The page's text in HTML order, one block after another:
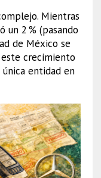
Mientras
un 2 % (pasando
de México se
crecimiento
única entidad en